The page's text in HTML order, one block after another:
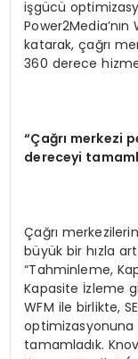
işgücü
katarak, çağrı
360 derece
“Çağrı merkezi
dereceyi
Çağrı
büyük bir hızla
“Tahminleme,
Kapasite İzleme
WFM ile birlikte,
tamamladık.